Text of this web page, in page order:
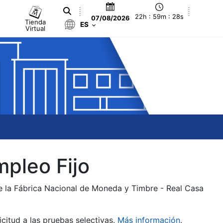
Tienda
Virtual
07/08/2026 22h : 59m : 28s
ES
Fijo
Fábrica Nacional de Moneda y Timbre - Real Casa
a las pruebas selectivas. Más información.